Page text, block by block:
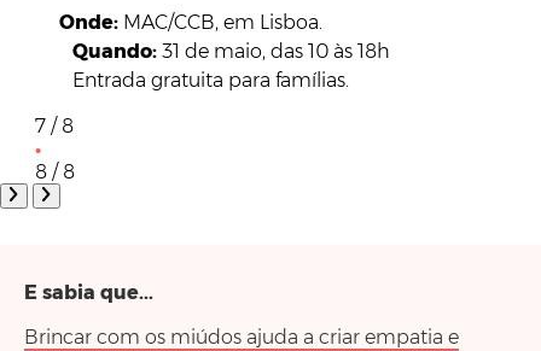
Onde:MAC/CCB, em Lisboa.
Quando: 31 de maio, das 10 às 18h
Entrada gratuita para famílias.
7 / 8
8 / 8
E sabia que...
Brincar com os miúdos ajuda a criar empatia e